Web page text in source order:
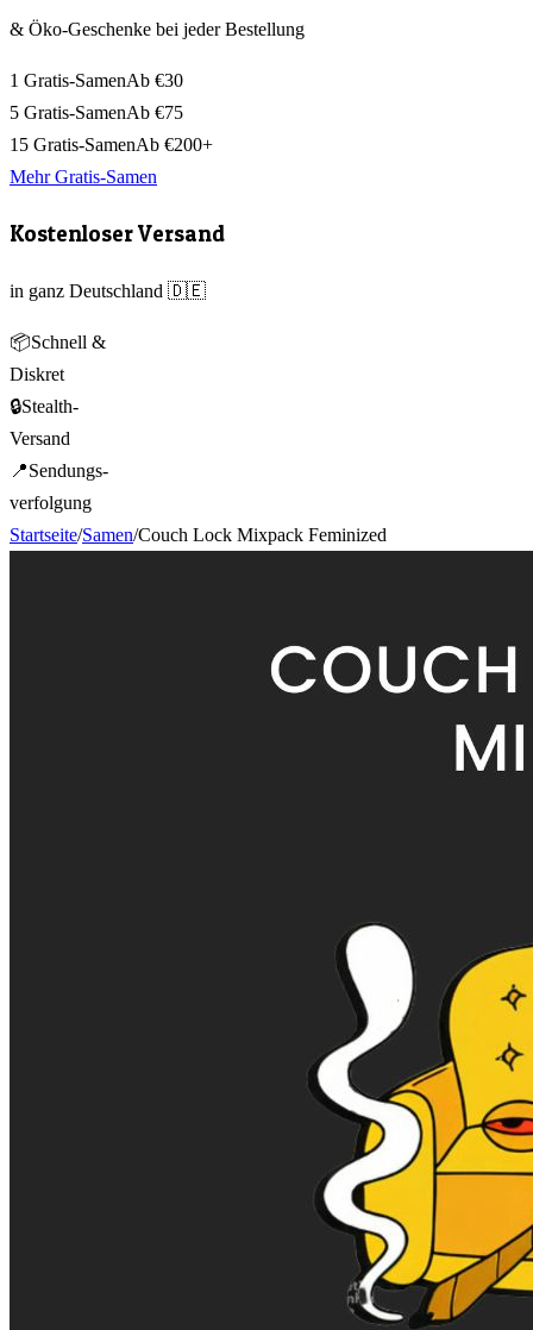
& Öko-Geschenke bei jeder Bestellung
1 Gratis-SamenAb €30
5 Gratis-SamenAb €75
15 Gratis-SamenAb €200+
Mehr Gratis-Samen
Kostenloser Versand
in ganz Deutschland 🇩🇪
📦Schnell &
Diskret
🔒Stealth-
Versand
📍Sendungs-
verfolgung
Startseite/Samen/Couch Lock Mixpack Feminized